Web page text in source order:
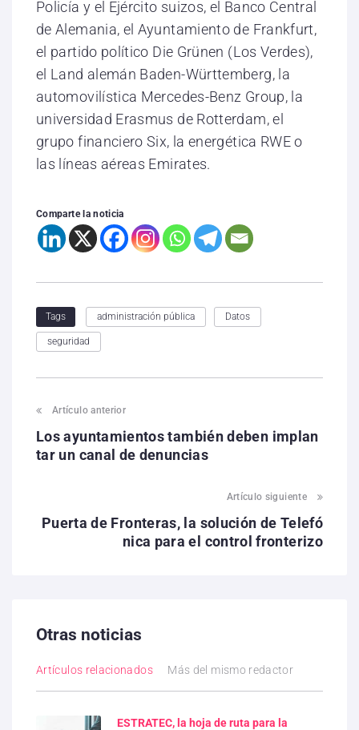
Policía y el Ejército suizos, el Banco Central
de Alemania, el Ayuntamiento de Frankfurt,
el partido político Die Grünen (Los Verdes),
el Land alemán Baden-Württemberg, la
automovilística Mercedes-Benz Group, la
universidad Erasmus de Rotterdam, el
grupo financiero Six, la energética RWE o
las líneas aéreas Emirates.
Comparte la noticia
Tags administración pública Datos
seguridad
Artículo anterior
Los ayuntamientos también deben implan
tar un canal de denuncias
Artículo siguiente
Puerta de Fronteras, la solución de Telefó
nica para el control fronterizo
Otras noticias
Artículos relacionados Más del mismo redactor
ESTRATEC, la hoja de ruta para la